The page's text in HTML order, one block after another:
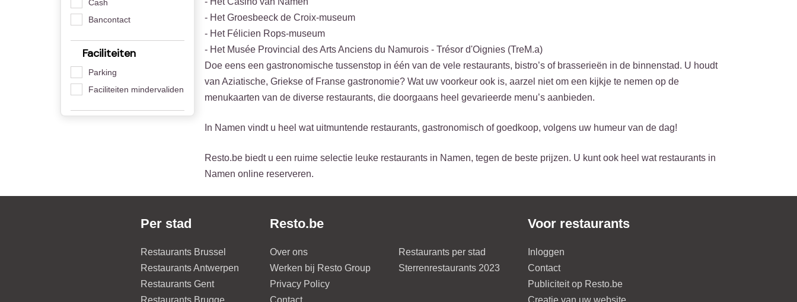
Cash
Bancontact
Faciliteiten
Parking
Faciliteiten mindervaliden
- Het Groesbeeck de Croix-museum
- Het Félicien Rops-museum
- Het Musée Provincial des Arts Anciens du Namurois - Trésor d'Oignies (TreM.a)
Doe eens een gastronomische tussenstop in één van de vele restaurants, bistro’s of brasserieën in de binnenstad. U houdt
van Aziatische, Griekse of Franse gastronomie? Wat uw voorkeur ook is, aarzel niet om een kijkje te nemen op de
menukaarten van de diverse restaurants, die doorgaans heel gevarieerde menu’s aanbieden.
In Namen vindt u heel wat uitmuntende restaurants, gastronomisch of goedkoop, volgens uw humeur van de dag!
Resto.be biedt u een ruime selectie leuke restaurants in Namen, tegen de beste prijzen. U kunt ook heel wat restaurants in
Namen online reserveren.
Per stad
Restaurants Brussel
Restaurants Antwerpen
Restaurants Gent
Resto.be
Over ons
Werken bij Resto Group
Privacy Policy
Restaurants per stad
Sterrenrestaurants 2023
Voor restaurants
Inloggen
Contact
Publiciteit op Resto.be